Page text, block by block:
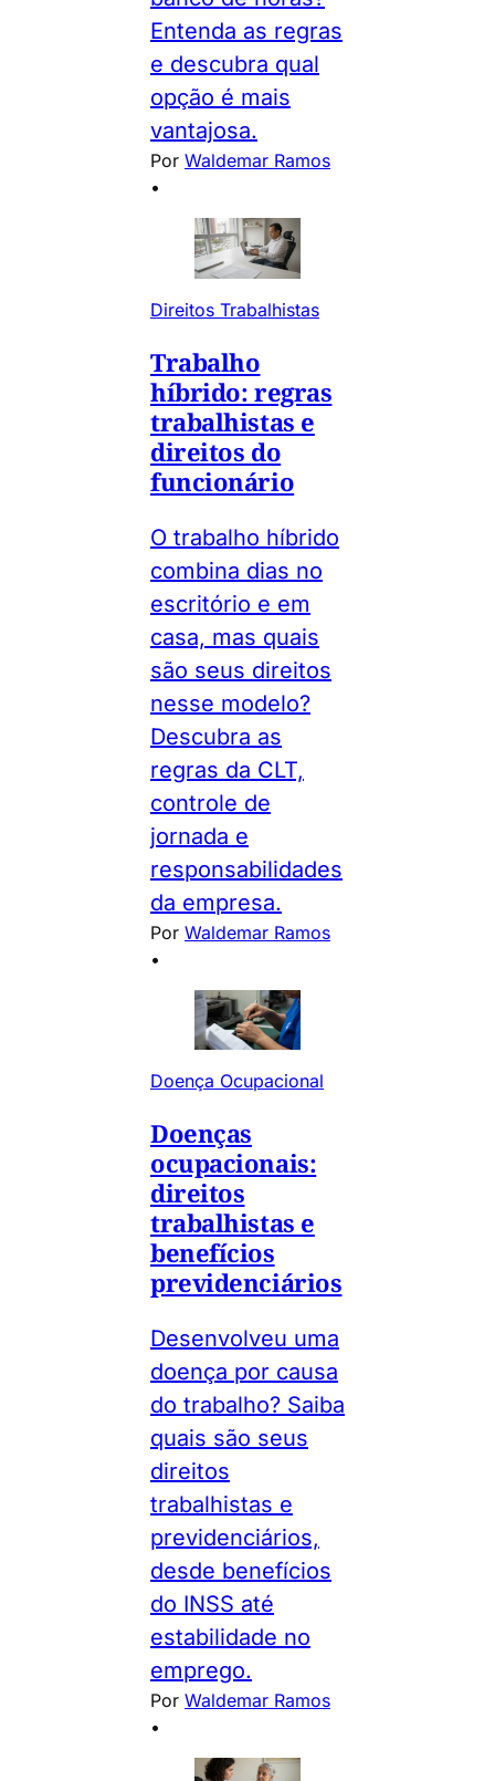
Entenda as regras
e descubra qual
opção é mais
vantajosa.
Por Waldemar Ramos
•
Direitos Trabalhistas
Trabalho
híbrido: regras
trabalhistas e
direitos do
funcionário
O trabalho híbrido
combina dias no
escritório e em
casa, mas quais
são seus direitos
nesse modelo?
Descubra as
regras da CLT,
controle de
jornada e
responsabilidades
da empresa.
Por Waldemar Ramos
•
Doença Ocupacional
Doenças
ocupacionais:
direitos
trabalhistas e
benefícios
previdenciários
Desenvolveu uma
doença por causa
do trabalho? Saiba
quais são seus
direitos
trabalhistas e
previdenciários,
desde benefícios
do INSS até
estabilidade no
emprego.
Por Waldemar Ramos
•